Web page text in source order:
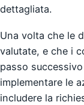
dettagliata.
Una volta che le
valutate, e che i
passo
implementare le
includere la